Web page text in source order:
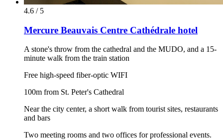
4.6 / 5
Mercure Beauvais Centre Cathédrale hotel
A stone's throw from the cathedral and the MUDO, and a 15-
minute walk from the train station
Free high-speed fiber-optic WIFI
100m from St. Peter's Cathedral
Near the city center, a short walk from tourist sites, restaurants
and bars
Two meeting rooms and two offices for professional events.